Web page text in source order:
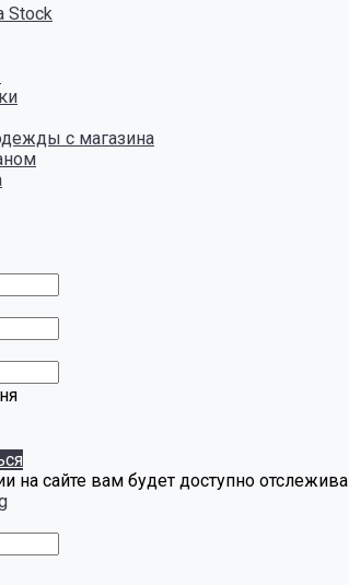
Stock
с магазина
на сайте вам будет доступно